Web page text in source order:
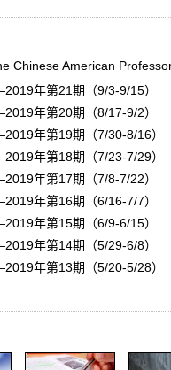
Chinese American
年第21期（9/3-9/15）
年第20期（8/17-9/2）
年第19期（7/30-8/16）
年第18期（7/23-7/29）
年第17期（7/8-7/22）
年第16期（6/16-7/7）
年第15期（6/9-6/15）
年第14期（5/29-6/8）
年第13期（5/20-5/28）